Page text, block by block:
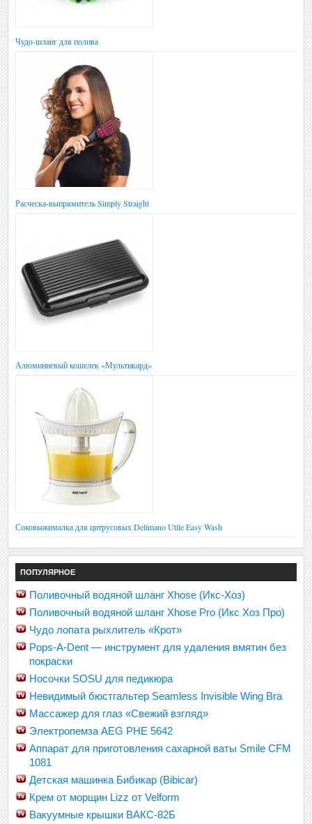
Чудо-шланг для полива
Расческа-выпрямитель Simply Straight
Алюминиевый кошелек «Мультикард»
Соковыжималка для цитрусовых Delimano Utile Easy Wash
ПОПУЛЯРНОЕ
Поливочный водяной шланг Xhose (Икс-Хоз)
Поливочный водяной шланг Xhose Pro (Икс Хоз Про)
Чудо лопата рыхлитель «Крот»
Pops-A-Dent — инструмент для удаления вмятин без
покраски
Носочки SOSU для педикюра
Невидимый бюстгальтер Seamless Invisible Wing Bra
Массажер для глаз «Свежий взгляд»
Электропемза AEG PHE 5642
Аппарат для приготовления сахарной ваты Smile CFM
1081
Детская машинка Бибикар (Bibicar)
Крем от морщин Lizz от Velform
Вакуумные крышки ВАКС-82Б